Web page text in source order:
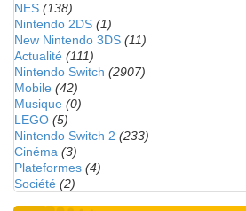
NES (138)
Nintendo 2DS (1)
New Nintendo 3DS (11)
Actualité (111)
Nintendo Switch (2907)
Mobile (42)
Musique (0)
LEGO (5)
Nintendo Switch 2 (233)
Cinéma (3)
Plateformes (4)
Société (2)